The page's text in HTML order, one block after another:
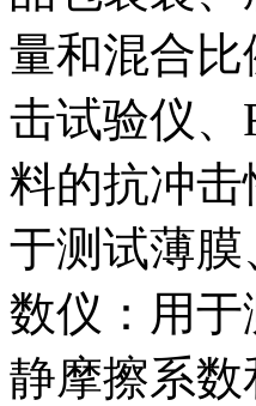
量和混合
击试验仪
料的抗冲
于测试薄
数仪：用
静摩擦系